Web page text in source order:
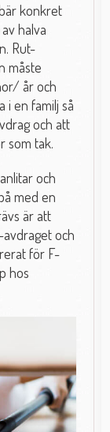
konkret
halva
Rut-
måste
år och
i en familj så
och att
som tak.
och
med en
är att
och
för F-
hos